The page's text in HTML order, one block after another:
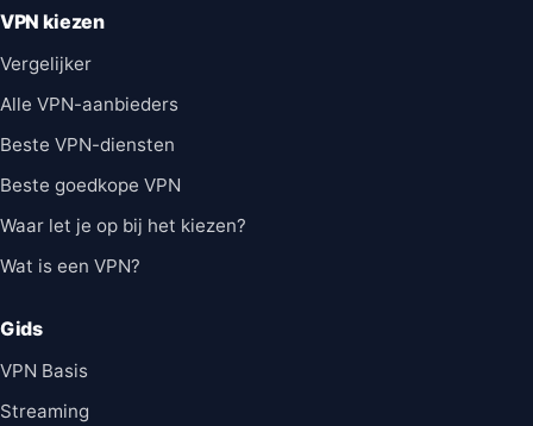
VPN kiezen
Vergelijker
Alle VPN-aanbieders
Beste VPN-diensten
Beste goedkope VPN
Waar let je op bij het kiezen?
Wat is een VPN?
Gids
VPN Basis
Streaming